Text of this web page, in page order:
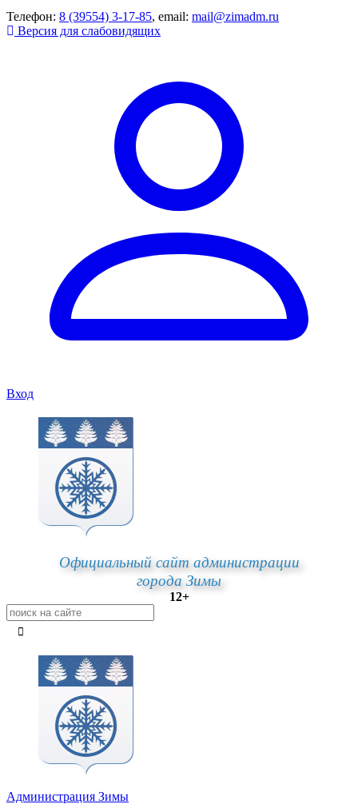
Телефон: 8 (39554) 3-17-85, email: mail@zimadm.ru
Версия для слабовидящих
Вход
Официальный сайт администрации
города Зимы
12+
Администрация Зимы